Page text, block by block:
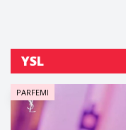
YSL
PARFEMI